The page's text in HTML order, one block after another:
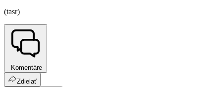
(tasr)
Komentáre
Zdielať